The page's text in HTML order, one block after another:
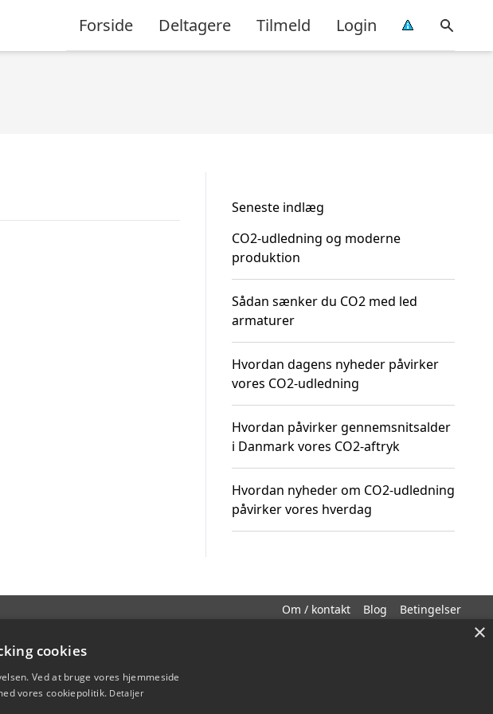
Forside Deltagere Tilmeld Login
Seneste indlæg
CO2-udledning og moderne
produktion
Sådan sænker du CO2 med led
armaturer
Hvordan dagens nyheder påvirker
vores CO2-udledning
Hvordan påvirker gennemsnitsalder
i Danmark vores CO2-aftryk
Hvordan nyheder om CO2-udledning
påvirker vores hverdag
Om / kontakt Blog Betingelser
×
cookies
Ved at bruge vores hjemmeside
vores cookiepolitik. Detaljer